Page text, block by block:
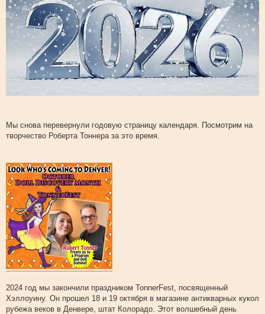
Мы снова перевернули годовую страницу календаря. Посмотрим на
творчество Роберта Тоннера за это время.
2024 год мы закончили праздником TonnerFest, посвященный
Хэллоуину. Он прошел 18 и 19 октября в магазине антикварных кукол
рубежа веков в Денвере, штат Колорадо. Этот волшебный день